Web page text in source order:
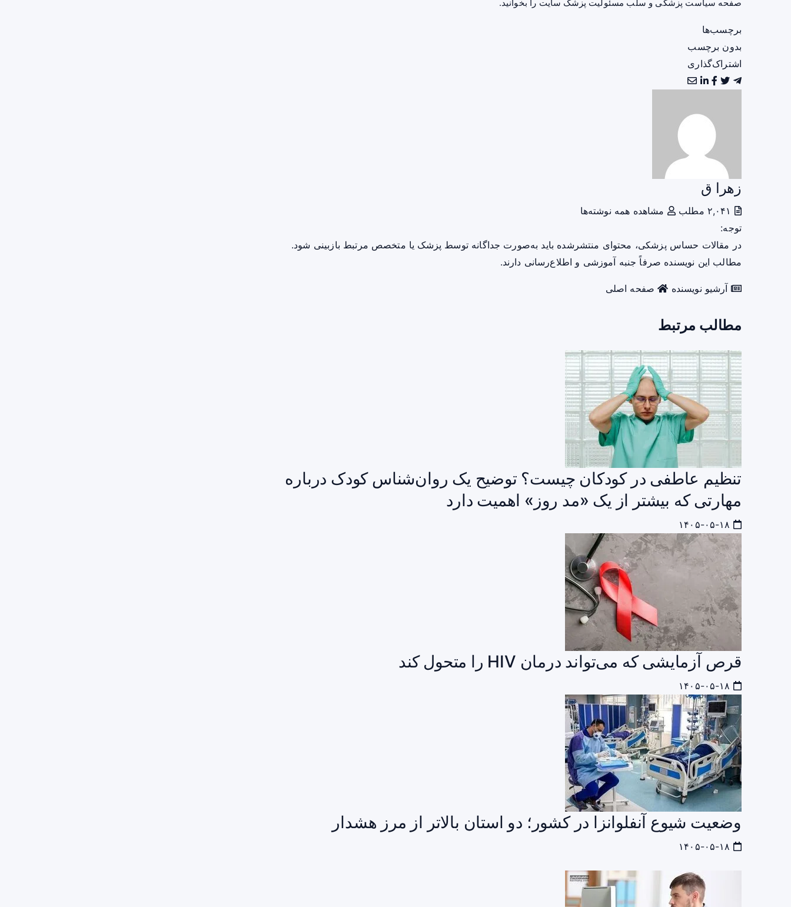
صفحه سیاست پزشکی و سلب مسئولیت پزشک سایت را بخوانید.
برچسب‌ها
بدون برچسب
اشتراک‌گذاری
زهرا ق
مشاهده همه نوشته‌ها
توجه:
در مقالات حساس پزشکی، محتوای منتشرشده باید به‌صورت جداگانه توسط پزشک یا متخصص مرتبط بازبینی شود.
مطالب این نویسنده صرفاً جنبه آموزشی و اطلاع‌رسانی دارند.
آرشیو نویسنده صفحه اصلی
مطالب مرتبط
تنظیم عاطفی در کودکان چیست؟ توضیح یک روان‌شناس کودک درباره
مهارتی که بیشتر از یک «مد روز» اهمیت دارد
قرص آزمایشی که می‌تواند درمان HIV را متحول کند
وضعیت شیوع آنفلوانزا در کشور؛ دو استان بالاتر از مرز هشدار